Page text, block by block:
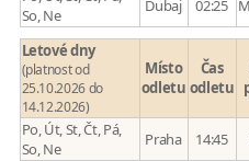
So, Ne
Dubaj 02:25
Letové dny
(platnost od
25.10.2026 do
14.12.2026)
Místo
odletu
Čas
odletu
Po, Út, St, Čt, Pá,
So, Ne
Praha 14:45